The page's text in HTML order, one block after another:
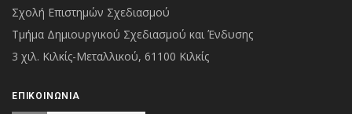
Σχολή Επιστημών Σχεδιασμού
Τμήμα Δημιουργικού Σχεδιασμού και Ένδυσης
3 χιλ. Κιλκίς-Μεταλλικού, 61100 Κιλκίς
ΕΠΙΚΟΙΝΩΝΊΑ